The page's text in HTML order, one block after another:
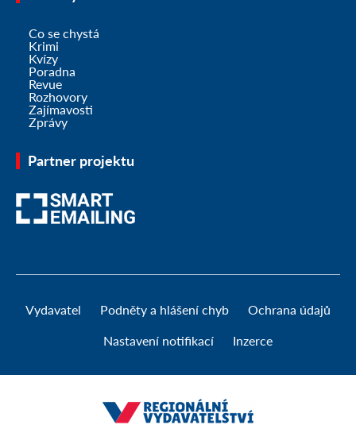
Co se chystá
Krimi
Kvízy
Poradna
Revue
Rozhovory
Zajímavosti
Zprávy
Partner projektu
Vydavatel Podněty a hlášení chyb Ochrana údajů
Nastavení notifikací Inzerce